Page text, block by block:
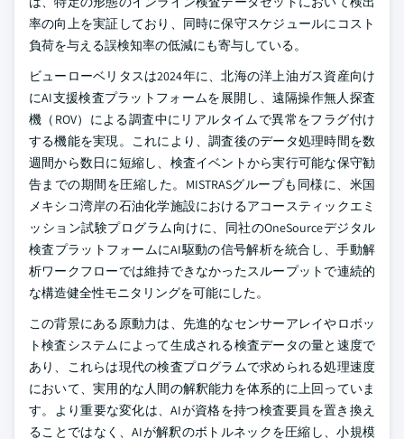
率の向上を実証しており、同時に保守スケジュールにコスト
負荷を与える誤検知率の低減にも寄与している。
ビューローベリタスは2024年に、北海の洋上油ガス資産向け
にAI支援検査プラットフォームを展開し、遠隔操作無人探査
機（ROV）による調査中にリアルタイムで異常をフラグ付け
する機能を実現。これにより、調査後のデータ処理時間を数
週間から数日に短縮し、検査イベントから実行可能な保守勧
告までの期間を圧縮した。MISTRASグループも同様に、米国
メキシコ湾岸の石油化学施設におけるアコースティックエミ
ッション試験プログラム向けに、同社のOneSourceデジタル
検査プラットフォームにAI駆動の信号解析を統合し、手動解
析ワークフローでは維持できなかったスループットで連続的
な構造健全性モニタリングを可能にした。
この背景にある原動力は、先進的なセンサーアレイやロボッ
ト検査システムによって生成される検査データの量と速度で
あり、これらは現代の検査プログラムで求められる処理速度
において、実用的な人間の解釈能力を体系的に上回っていま
す。より重要な変化は、AIが資格を持つ検査要員を置き換え
ることではなく、AIが解釈のボトルネックを圧縮し、小規模